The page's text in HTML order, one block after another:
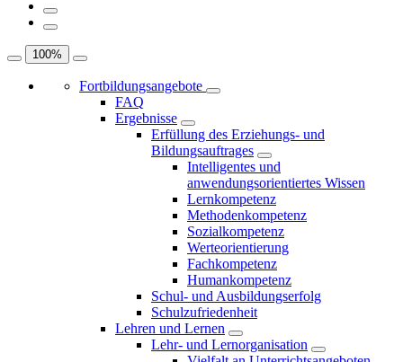
100%
Fortbildungsangebote
FAQ
Ergebnisse
Erfüllung des Erziehungs- und
Bildungsauftrages
Intelligentes und
anwendungsorientiertes Wissen
Lernkompetenz
Methodenkompetenz
Sozialkompetenz
Werteorientierung
Fachkompetenz
Humankompetenz
Schul- und Ausbildungserfolg
Schulzufriedenheit
Lehren und Lernen
Lehr- und Lernorganisation